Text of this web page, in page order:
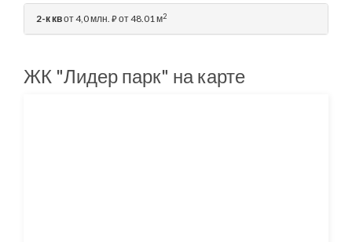
2-к квот 4,0 млн. ⃏от 48.01 м2
ЖК "Лидер парк" на карте